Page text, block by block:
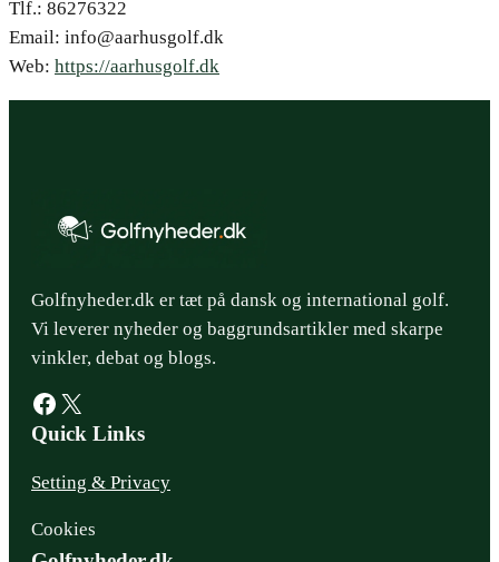
Tlf.: 86276322
Email: info@aarhusgolf.dk
Web: https://aarhusgolf.dk
Golfnyheder.dk er tæt på dansk og international golf.
Vi leverer nyheder og baggrundsartikler med skarpe
vinkler, debat og blogs.
Facebook X
Quick Links
Setting & Privacy
Cookies